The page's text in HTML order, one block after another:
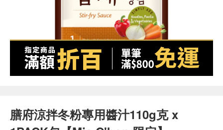
膳府涼拌冬粉專用醬汁110g克 x